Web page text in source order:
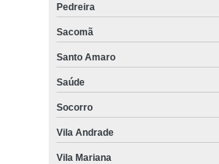
Pedreira
Sacomã
Santo Amaro
Saúde
Socorro
Vila Andrade
Vila Mariana